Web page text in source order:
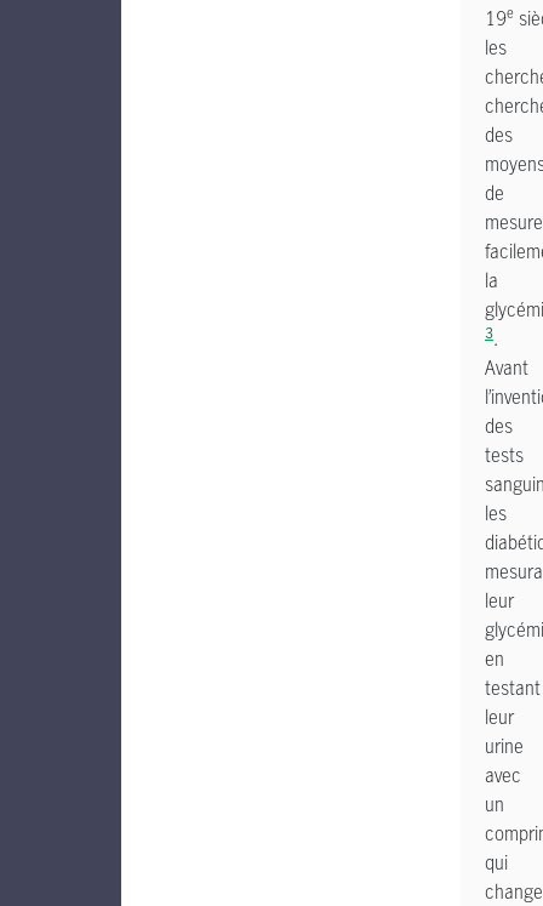
19e
les
des
de
la
3.
Avant
des
tests
les
leur
en
testant
leur
urine
avec
un
qui